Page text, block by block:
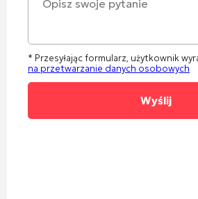
* Przesyłając formularz, użytkownik
na przetwarzanie danych osobowych